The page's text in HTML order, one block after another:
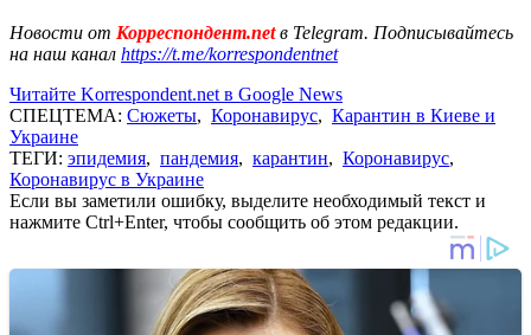
Новости от Корреспондент.netв Telegram. Подписывайтесь
на наш канал https://t.me/korrespondentnet
Читайте Korrespondent.net в Google News
СПЕЦТЕМА: Сюжеты, Коронавирус, Карантин в Киеве и
Украине
ТЕГИ: эпидемия, пандемия, карантин, Коронавирус,
Коронавирус в Украине
Если вы заметили ошибку, выделите необходимый текст и
нажмите Ctrl+Enter, чтобы сообщить об этом редакции.